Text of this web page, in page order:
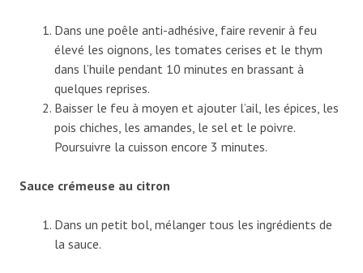
Dans une poêle anti-adhésive, faire revenir à feu
élevé les oignons, les tomates cerises et le thym
dans l’huile pendant 10 minutes en brassant à
quelques reprises.
Baisser le feu à moyen et ajouter l’ail, les épices, les
pois chiches, les amandes, le sel et le poivre.
Poursuivre la cuisson encore 3 minutes.
Sauce crémeuse au citron
Dans un petit bol, mélanger tous les ingrédients de
la sauce.